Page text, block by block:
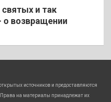
и так
о возвращении
источников и предоставляются
на материалы принадлежат их